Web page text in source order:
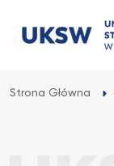
Strona Główna